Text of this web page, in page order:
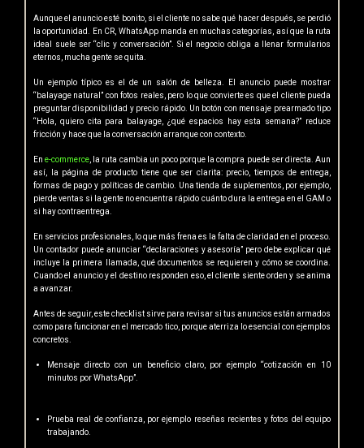
Aunque el anuncio esté bonito, si el cliente no sabe qué hacer después, se perdió
la oportunidad. En CR, WhatsApp manda en muchas categorías, así que la ruta
ideal suele ser “clic y conversación”. Si el negocio obliga a llenar formularios
eternos, mucha gente se quita.
Un ejemplo típico es el de un salón de belleza. El anuncio puede mostrar
“balayage natural” con fotos reales, pero lo que convierte es que el cliente pueda
preguntar disponibilidad y precio rápido. Un botón con mensaje prearmado tipo
“Hola, quiero cita para balayage, ¿qué espacios hay esta semana?” reduce
fricción y hace que la conversación arranque con contexto.
Ene-commerce , la ruta cambia un poco porque la compra puede ser directa. Aun
así, la página de producto tiene que ser clarita: precio, tiempos de entrega,
formas de pago y políticas de cambio. Una tienda de suplementos, por ejemplo,
pierde ventas si la gente no encuentra rápido cuánto dura la entrega en el GAM o
si hay contraentrega.
En servicios profesionales, lo que más frena es la falta de claridad en el proceso.
Un contador puede anunciar “declaraciones y asesoría” pero debe explicar qué
incluye la primera llamada, qué documentos se requieren y cómo se coordina.
Cuando el anuncio y el destino responden eso, el cliente siente orden y se anima
a avanzar.
Antes de seguir, este checklist sirve para revisar si tus anuncios están armados
como para funcionar en el mercado tico, porque aterriza lo esencial con ejemplos
concretos.
Mensaje directo con un beneficio claro, por ejemplo “cotización en 10
minutos por WhatsApp”.
Prueba real de confianza, por ejemplo reseñas recientes y fotos del equipo
trabajando.